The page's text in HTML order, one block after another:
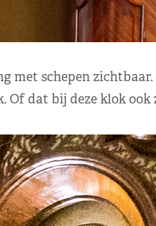
met schepen
Of dat bij deze klok ook